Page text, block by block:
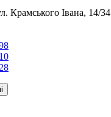
Крамського Івана, 14/34